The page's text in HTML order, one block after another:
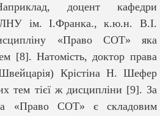
доцент кафедри
ім. І.Франка., к.ю.н. В.І.
«Право СОТ» яка
[8]. Натомість, доктор права
Крістіна Н. Шефер
тем тієї ж дисципліни [9]. За
«Право СОТ» є складовим